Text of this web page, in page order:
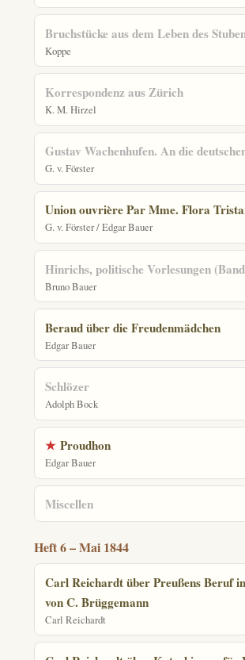
Bruchstücke aus dem Leben des
Koppe
Korrespondenz aus Zürich
K. M. Hirzel
Gustav Wachenhufen. An die
G. v. Förster
Union ouvrière Par Mme. Flora
G. v. Förster / Edgar Bauer
Hinrichs, politische Vorlesungen
Bruno Bauer
Beraud über die Freudenmädchen
Edgar Bauer
Schlözer
Adolph Bock
★ Proudhon
Edgar Bauer
Miscellen
Heft 6 – Mai 1844
Carl Reichardt über Preußens Beruf
von C. Brüggemann
Carl Reichardt